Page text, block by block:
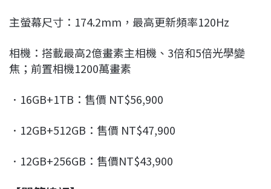
主螢幕尺寸：174.2mm，最高更新頻率120Hz
相機：搭載最高2億畫素主相機、3倍和5倍光學變
焦；前置相機1200萬畫素
．16GB+1TB：售價 NT$56,900
．12GB+512GB：售價 NT$47,900
．12GB+256GB：售價NT$43,900